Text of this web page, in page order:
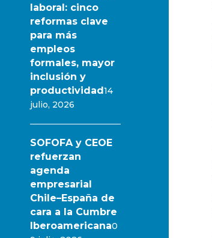
laboral: cinco
reformas clave
para más
empleos
formales, mayor
inclusión y
productividad14
julio, 2026
SOFOFA y CEOE
refuerzan
agenda
empresarial
Chile–España de
cara a la Cumbre
Iberoamericana0